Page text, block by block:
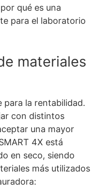
qué es una
para el laboratorio
materiales
para la rentabilidad.
con distintos
una mayor
4X está
en seco, siendo
más utilizados